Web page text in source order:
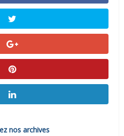
nos archives